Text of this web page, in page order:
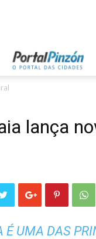
lança
É UMA DAS